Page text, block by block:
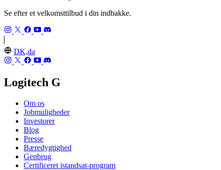
Se efter et velkomsttilbud i din indbakke.
DK,da
Logitech G
Om os
Jobmuligheder
Investorer
Blog
Presse
Bæredygtighed
Genbrug
Certificeret istandsat-program